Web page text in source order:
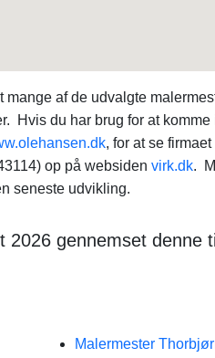
af de udvalgte
Hvis du har brug for at komme
, for at se
op på websiden virk.dk.
seneste udvikling.
gennemset denne
Malermester